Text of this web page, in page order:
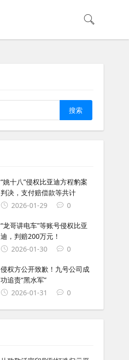
“姚十八”侵权比亚迪方程豹案
判决，支付赔偿款等共计
2026-01-29
0
“龙哥讲电车”等账号侵权比亚
迪，判赔200万元！
2026-01-30
0
侵权方公开致歉！九号公司成
功追责“黑水军”
2026-01-31
0